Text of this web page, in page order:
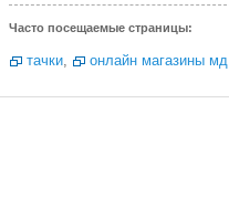
Часто посещаемые страницы:
тачки, онлайн магазины мд